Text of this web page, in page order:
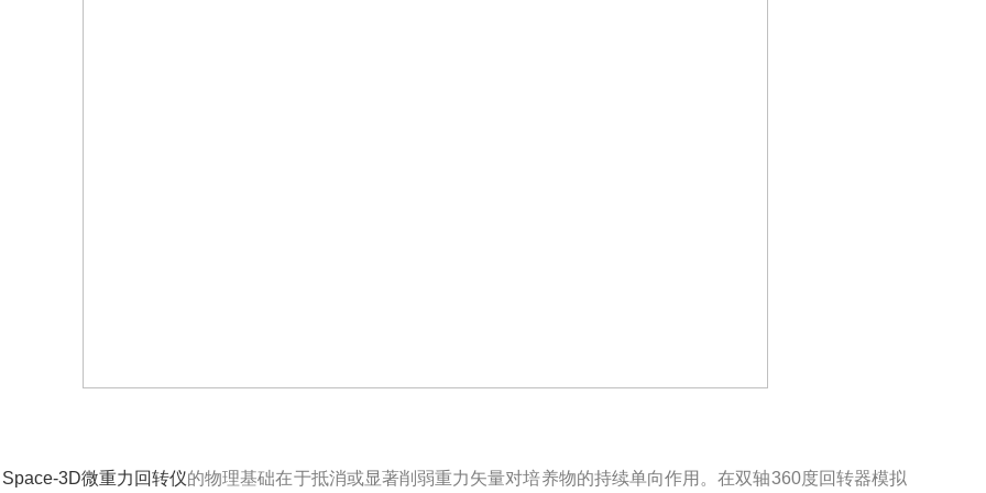
3D微重力回转仪的物理基础在于抵消或显著削弱重力矢量对培养物的持续单向作用。在双轴360度回转器模拟